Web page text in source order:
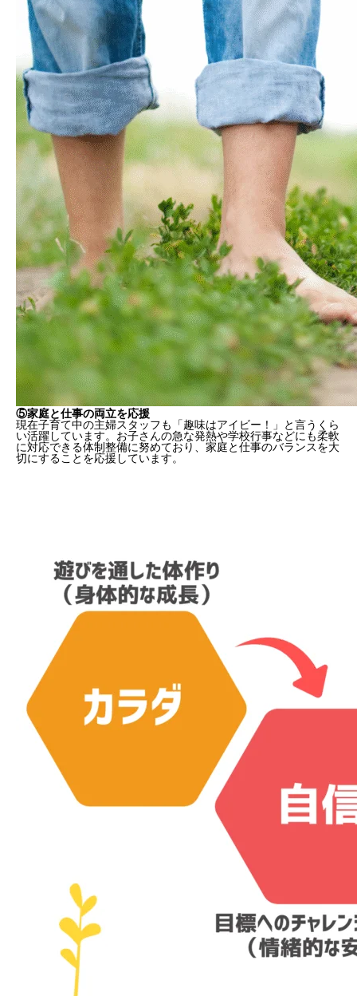
⑤家庭と仕事の両立を応援
現在子育て中の主婦スタッフも「趣味はアイビー！」と言うくら
い活躍しています。お子さんの急な発熱や学校行事などにも柔軟
に対応できる体制整備に努めており、家庭と仕事のバランスを大
切にすることを応援しています。